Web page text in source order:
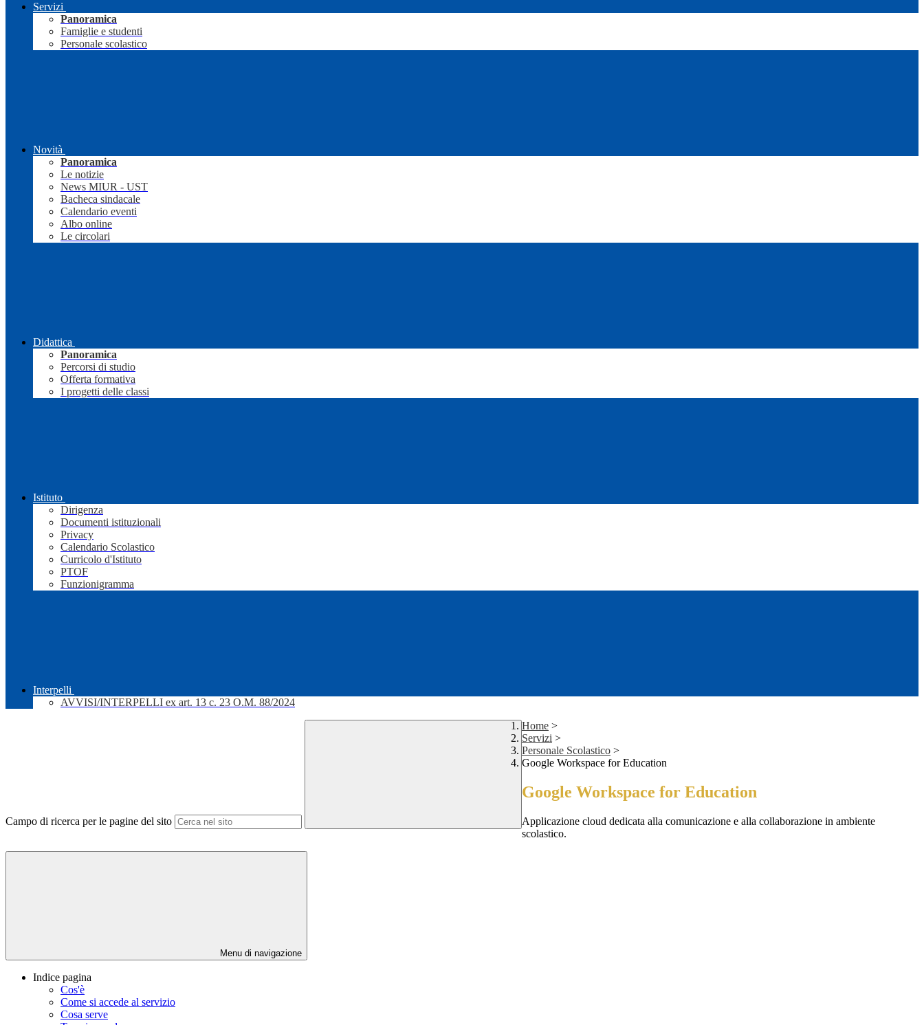
Servizi
Panoramica
Famiglie e studenti
Personale scolastico
Novità
Panoramica
Le notizie
News MIUR - UST
Bacheca sindacale
Calendario eventi
Albo online
Le circolari
Didattica
Panoramica
Percorsi di studio
Offerta formativa
I progetti delle classi
Istituto
Dirigenza
Documenti istituzionali
Privacy
Calendario Scolastico
Curricolo d'Istituto
PTOF
Funzionigramma
Interpelli
AVVISI/INTERPELLI ex art. 13 c. 23 O.M. 88/2024
Campo di ricerca per le pagine del sito
Home >
Servizi >
Personale Scolastico >
Google Workspace for Education
Google Workspace for Education
Applicazione cloud dedicata alla comunicazione e alla collaborazione in ambiente
scolastico.
Menu di navigazione
Indice pagina
Cos'è
Come si accede al servizio
Cosa serve